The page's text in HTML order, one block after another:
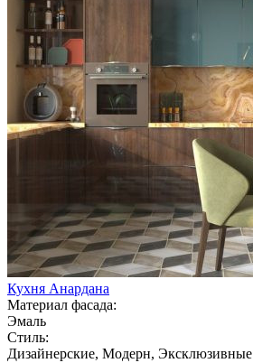
Кухня Анардана
Материал фасада:
Эмаль
Стиль:
Дизайнерские, Модерн, Эксклюзивные